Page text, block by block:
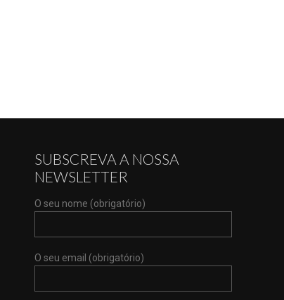
SUBSCREVA A NOSSA
NEWSLETTER
O seu nome (obrigatório)
O seu email (obrigatório)